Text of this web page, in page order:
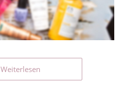
Weiterlesen